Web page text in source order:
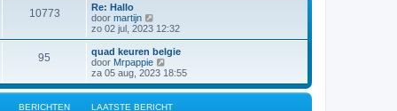
10773
Re: Hallo
door martijn
e
k
i
k
a
a
zo 02 jul, 2023 12:32
95
quad keuren belgie
door Mrpappie
e
k
i
j
za 05 aug, 2023 18:55
BERICHTEN LAATSTE BERICHT